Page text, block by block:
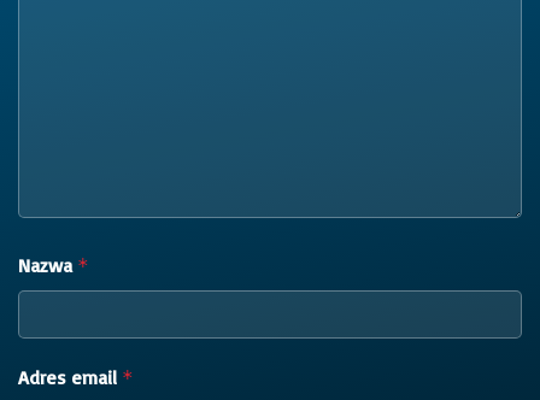
Nazwa *
Adres email *